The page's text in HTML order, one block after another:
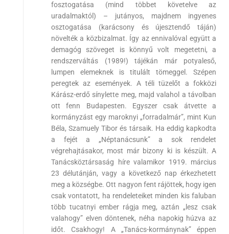
fosztogatása (mind többet követelve az
uradalmaktól) – jutányos, majdnem ingyenes
osztogatása (karácsony és újesztendő táján)
növelték a közbizalmat. Így az ennivalóval együtt a
demagóg szöveget is könnyű volt megetetni, a
rendszerváltás (1989!) tájékán már potyaleső,
lumpen elemeknek is titulált tömeggel. Szépen
peregtek az események. A téli tüzelőt a fokközi
Kárász-erdő sínylette meg, majd valahol a távolban
ott fenn Budapesten. Egyszer csak átvette a
kormányzást egy maroknyi „forradalmár”, mint Kun
Béla, Szamuely Tibor és társaik. Ha eddig kapkodta
a fejét a „Néptanácsunk” a sok rendelet
végrehajtásakor, most már bizony ki is készült. A
Tanácsköztársaság híre valamikor 1919. március
23 délutánján, vagy a következő nap érkezhetett
meg a községbe. Ott nagyon fent rájöttek, hogy igen
csak vontatott, ha rendeleteiket minden kis faluban
több tucatnyi ember rágja meg, aztán „lesz csak
valahogy” elven döntenek, néha napokig húzva az
időt. Csakhogy! A „Tanács-kormánynak” éppen